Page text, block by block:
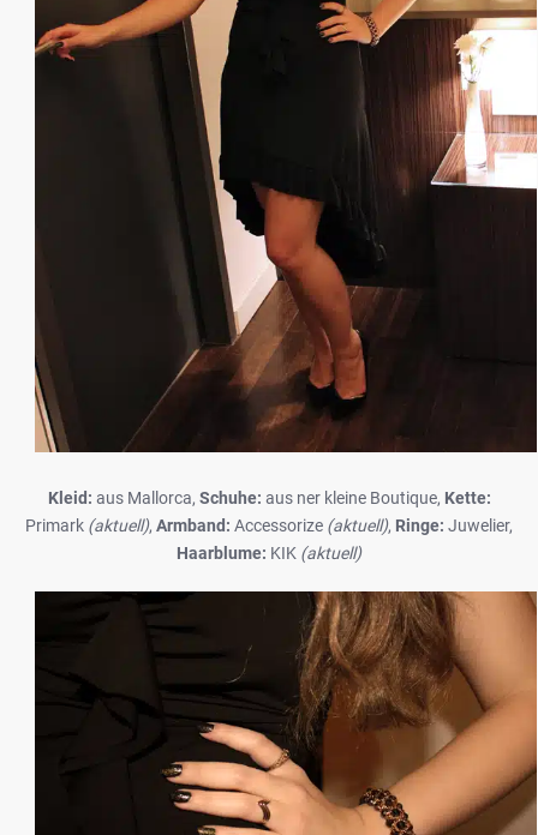
Kleid: aus Mallorca, Schuhe: aus ner kleine Boutique, Kette:
Primark (aktuell), Armband: Accessorize (aktuell), Ringe: Juwelier,
Haarblume: KIK (aktuell)